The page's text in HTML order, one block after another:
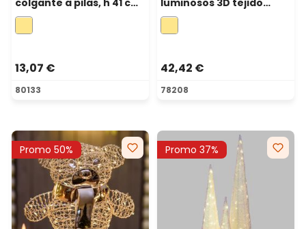
metal negro y microled
blanco cálido
13,07 €
80133
blanco , led blanco
cálido, uso interior
42,42 €
78208
Promo 50% Promo 37%